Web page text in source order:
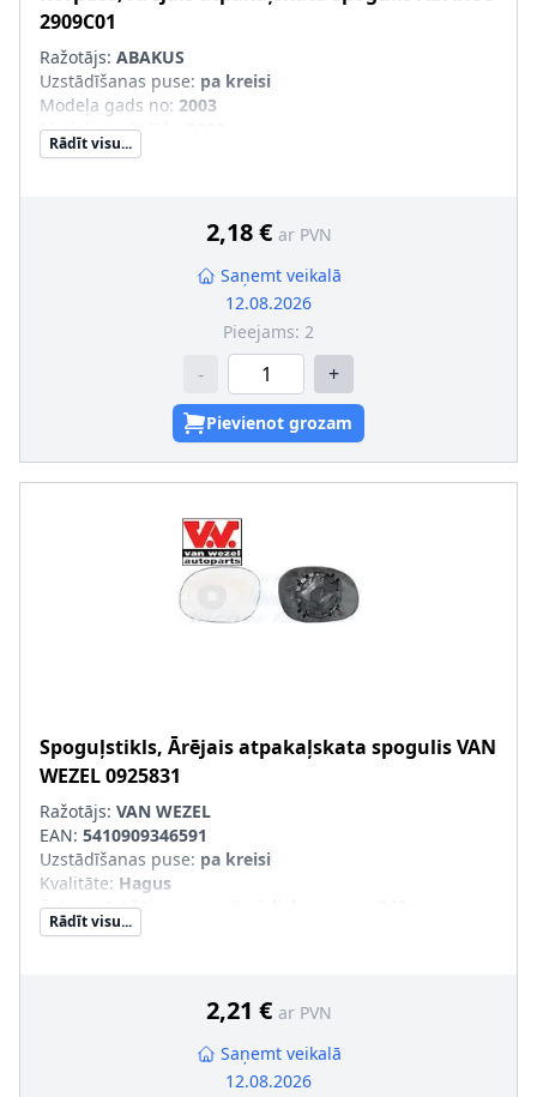
2909C01
Ražotājs: ABAKUS
Uzstādīšanas puse: pa kreisi
Modeļa gads no: 2003
Modeļa gads līdz
Montāža/demontāža jāveic kvalificētam personālam!
Rādīt visu...
2,18 € ar PVN
Saņemt veikalā
12.08.2026
Pieejams: 2
- +
Pievienot grozam
Spoguļstikls, Ārējais atpakaļskata spogulisVAN
WEZEL0925831
Ražotājs: VAN WEZEL
EAN: 5410909346591
Uzstādīšanas puse: pa kreisi
Kvalitāte: Hagus
Ārējais-/Iekšējais spogulis
SVHC:Nesatur SVHC vielas!
Rādīt visu...
2,21 € ar PVN
Saņemt veikalā
12.08.2026